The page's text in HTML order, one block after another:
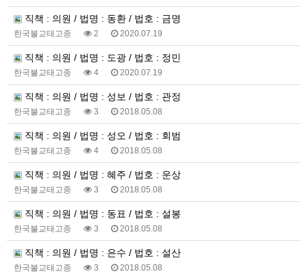
직책 : 의원 / 법명 : 동환 / 법호 : 금명
한국불교태고종 2 2020.07.19
직책 : 의원 / 법명 : 도광 / 법호 : 정민
한국불교태고종 4 2020.07.19
직책 : 의원 / 법명 : 성보 / 법호 : 관정
한국불교태고종 3 2018.05.08
직책 : 의원 / 법명 : 성오 / 법호 : 회범
한국불교태고종 4 2018.05.08
직책 : 의원 / 법명 : 혜주 / 법호 : 운상
한국불교태고종 3 2018.05.08
직책 : 의원 / 법명 : 동표 / 법호 : 설봉
한국불교태고종 3 2018.05.08
직책 : 의원 / 법명 : 은수 / 법호 : 설산
한국불교태고종 3 2018.05.08